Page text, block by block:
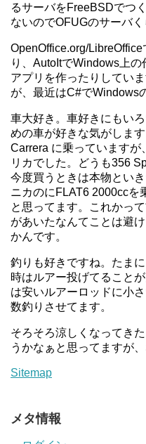
るサーバをFreeBSDでつ
ないのでOFUGのサーバ
OpenOffice.org/
り、AutoItでWindows上
アプリを作ったりしてい
が、最近はC#でWindows
車大好き。車好きにもい
めの車が好きな気がしま
Carrera に乗っています
リカでした。どうも356
今度買うときは本物とい
ニカのにFLAT6 2000ccを
と思ってます。これかっ
があいたなんてことは避
かんです。
釣りも好きですね。たま
時はルアー投げてること
は安いルアーロッドに小
数釣りさせてます。
そろそろ涼しくなってき
うかなぁと思ってますが
Sitemap
メタ情報